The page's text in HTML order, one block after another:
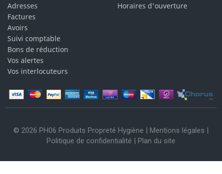
Adresses
Factures
Avoirs
Suivi comptable
Bons de réduction
Vos alertes
Vos interlocuteurs
Horaires d'ouverture
© 2026 PH06 Produits Propreté Hygiène | Mentions légales |
Politique de confidentialité | Plan du site